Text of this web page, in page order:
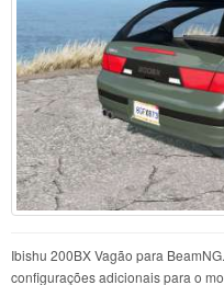
Ibishu 200BX Vagão para
configurações adicionais para o